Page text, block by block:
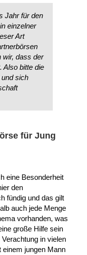
Jahr für den
einzelner
Art
wir, dass der
Also bitte die
sich
für Jung
eine Besonderheit
den
fündig und das gilt
auch jede Menge
vorhanden, was
große Hilfe sein
in vielen
einem jungen Mann